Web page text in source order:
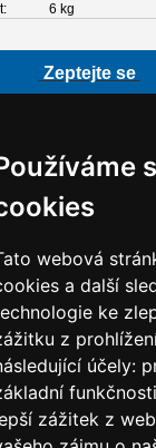
webová
a další
ke
z
účely:
zážitek z
6 kg
Zeptejte se
817,00 Kč bez
988,57 Kč s
ORION PLUS
cm
cm
cm
kg